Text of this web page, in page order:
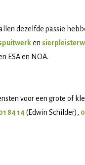
dezelfde passie
en
ESA en NOA.
voor een grote of
84 14 (Edwin Schilder),